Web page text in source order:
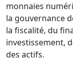
monnaies
la gouvernance
la fiscalité, du
investissement,
des actifs.